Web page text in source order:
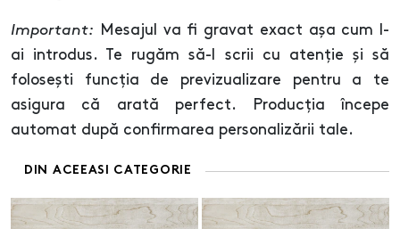
Important: Mesajul va fi gravat exact așa cum l-
ai introdus. Te rugăm să-l scrii cu atenție și să
folosești funcția de previzualizare pentru a te
asigura că arată perfect. Producția începe
automat după confirmarea personalizării tale.
DIN ACEEASI CATEGORIE